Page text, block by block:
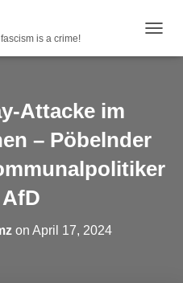
is a crime!
Attacke im
– Pöbelnder
on April 17, 2024